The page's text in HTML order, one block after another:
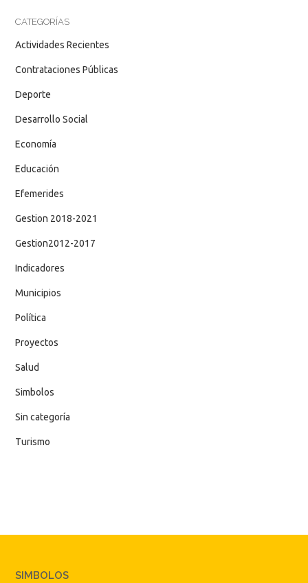
CATEGORÍAS
Actividades Recientes
Contrataciones Públicas
Deporte
Desarrollo Social
Economía
Educación
Efemerides
Gestion 2018-2021
Gestion2012-2017
Indicadores
Municipios
Política
Proyectos
Salud
Simbolos
Sin categoría
Turismo
SIMBOLOS